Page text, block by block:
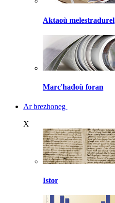
Aktaoù melestradurel
Marc'hadoù foran
Ar brezhoneg
X
Istor